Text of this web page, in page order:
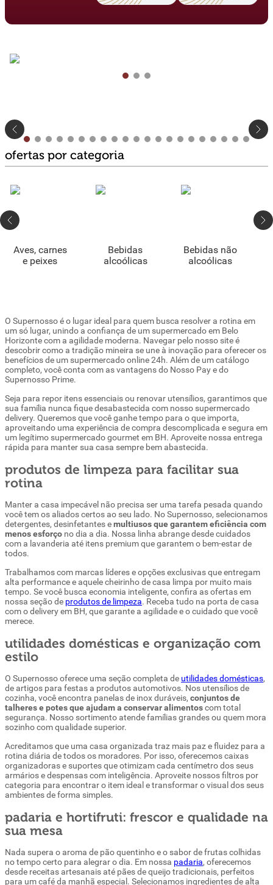
ofertas por categoria
O Supernosso é o lugar ideal para quem busca resolver a rotina em
um só lugar, unindo a confiança de um supermercado em Belo
Horizonte com a agilidade moderna. Navegar pelo nosso site é
descobrir como a tradição mineira se une à inovação para oferecer os
benefícios de um supermercado online 24h. Além de um catálogo
completo, você conta com as vantagens do Nosso Pay e do
Supernosso Prime.
Seja para repor itens essenciais ou renovar utensílios, garantimos que
sua família nunca fique desabastecida com nosso supermercado
delivery. Queremos que você ganhe tempo para o que importa,
aproveitando uma experiência de compra descomplicada e segura em
um legítimo supermercado gourmet em BH. Aproveite nossa entrega
rápida para manter sua casa sempre bem abastecida.
produtos de limpeza para facilitar sua
rotina
Manter a casa impecável não precisa ser uma tarefa pesada quando
você tem os aliados certos ao seu lado. No Supernosso, selecionamos
detergentes, desinfetantes emultiusos que garantem eficiência com
menos esforço no dia a dia. Nossa linha abrange desde cuidados
com a lavanderia até itens premium que garantem o bem-estar de
todos.
Trabalhamos com marcas líderes e opções exclusivas que entregam
alta performance e aquele cheirinho de casa limpa por muito mais
tempo. Se você busca economia inteligente, confira as ofertas em
nossa seção de produtos de limpeza. Receba tudo na porta de casa
com o delivery em BH, que garante a agilidade e o cuidado que você
merece.
utilidades domésticas e organização com
estilo
O Supernosso oferece uma seção completa de utilidades domésticas,
de artigos para festas a produtos automotivos. Nos utensílios de
cozinha, você encontra panelas de inox duráveis, conjuntos de
talheres e potes que ajudam a conservar alimentoscom total
segurança. Nosso sortimento atende famílias grandes ou quem mora
sozinho com qualidade superior.
Acreditamos que uma casa organizada traz mais paz e fluidez para a
rotina diária de todos os moradores. Por isso, oferecemos caixas
organizadoras e suportes que otimizam cada centímetro dos seus
armários e despensas com inteligência. Aproveite nossos filtros por
categoria para encontrar o item ideal e transformar o visual dos seus
ambientes de forma simples.
padaria e hortifruti: frescor e qualidade na
sua mesa
Nada supera o aroma de pão quentinho e o sabor de frutas colhidas
no tempo certo para alegrar o dia. Em nossa padaria, oferecemos
desde receitas artesanais até pães de queijo tradicionais, perfeitos
para um café da manhã especial. Selecionamos ingredientes de alta